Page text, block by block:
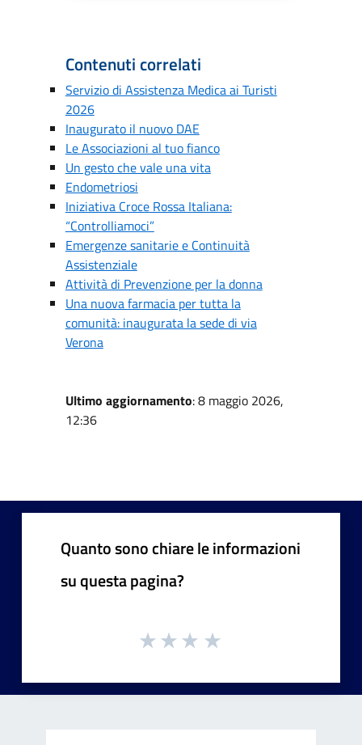
Contenuti correlati
Servizio di Assistenza Medica ai Turisti
2026
Inaugurato il nuovo DAE
Le Associazioni al tuo fianco
Un gesto che vale una vita
Endometriosi
Iniziativa Croce Rossa Italiana:
“Controlliamoci”
Emergenze sanitarie e Continuità
Assistenziale
Attività di Prevenzione per la donna
Una nuova farmacia per tutta la
comunità: inaugurata la sede di via
Verona
Ultimo aggiornamento: 8 maggio 2026,
12:36
Quanto sono chiare le informazioni
su questa pagina?